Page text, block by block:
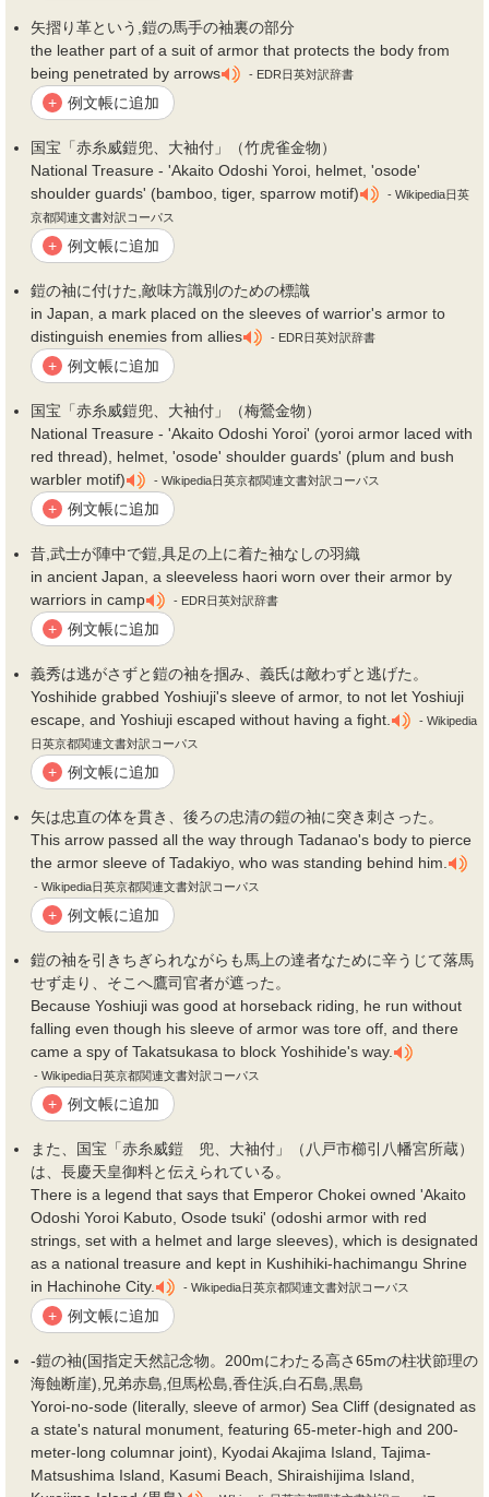
矢摺り革という, 鎧の馬手の袖裏の部分
the leather part of a suit of armor that protects the body from
being penetrated by arrows
- EDR日英対訳辞書
+ 例文帳に追加
国宝「赤糸威鎧兜、大袖付」（竹虎雀金物）
National Treasure - 'Akaito Odoshi Yoroi, helmet, 'osode'
shoulder guards' (bamboo, tiger, sparrow motif)
- Wikipedia日英
京都関連文書対訳コーパス
+ 例文帳に追加
鎧の袖に付けた,敵味方識別のための標識
in Japan, a mark placed on the sleeves of warrior's armor to
distinguish enemies from allies
- EDR日英対訳辞書
+ 例文帳に追加
国宝「赤糸威鎧兜、大袖付」（梅鶯金物）
National Treasure - 'Akaito Odoshi Yoroi' (yoroi armor laced with
red thread), helmet, 'osode' shoulder guards' (plum and bush
warbler motif)
- Wikipedia日英京都関連文書対訳コーパス
+ 例文帳に追加
昔,武士が陣中で鎧 ,具足の上に着た袖なしの羽織
in ancient Japan, a sleeveless haori worn over their armor by
warriors in camp
- EDR日英対訳辞書
+ 例文帳に追加
義秀は逃がさずと鎧の袖を掴み、義氏は敵わずと逃げた。
Yoshihide grabbed Yoshiuji's sleeve of armor, to not let Yoshiuji
escape, and Yoshiuji escaped without having a fight.
- Wikipedia
日英京都関連文書対訳コーパス
+ 例文帳に追加
矢は忠直の体を貫き、後ろの忠清の鎧の袖に突き刺さった。
This arrow passed all the way through Tadanao's body to pierce
the armor sleeve of Tadakiyo, who was standing behind him.
- Wikipedia日英京都関連文書対訳コーパス
+ 例文帳に追加
鎧の袖を引きちぎられながらも馬上の達者なために辛うじて落馬
せず走り、そこへ鷹司官者が遮った。
Because Yoshiuji was good at horseback riding, he run without
falling even though his sleeve of armor was tore off, and there
came a spy of Takatsukasa to block Yoshihide's way.
- Wikipedia日英京都関連文書対訳コーパス
+ 例文帳に追加
また、国宝「赤糸威鎧 兜、大袖付」（八戸市櫛引八幡宮所蔵）
は、長慶天皇御料と伝えられている。
There is a legend that says that Emperor Chokei owned 'Akaito
Odoshi Yoroi Kabuto, Osode tsuki' (odoshi armor with red
strings, set with a helmet and large sleeves), which is designated
as a national treasure and kept in Kushihiki-hachimangu Shrine
in Hachinohe City.
- Wikipedia日英京都関連文書対訳コーパス
+ 例文帳に追加
-鎧の袖(国指定天然記念物。200mにわたる高さ65mの柱状節理の
海蝕断崖),兄弟赤島,但馬松島,香住浜,白石島,黒島
Yoroi-no-sode (literally, sleeve of armor) Sea Cliff (designated as
a state's natural monument, featuring 65-meter-high and 200-
meter-long columnar joint), Kyodai Akajima Island, Tajima-
Matsushima Island, Kasumi Beach, Shiraishijima Island,